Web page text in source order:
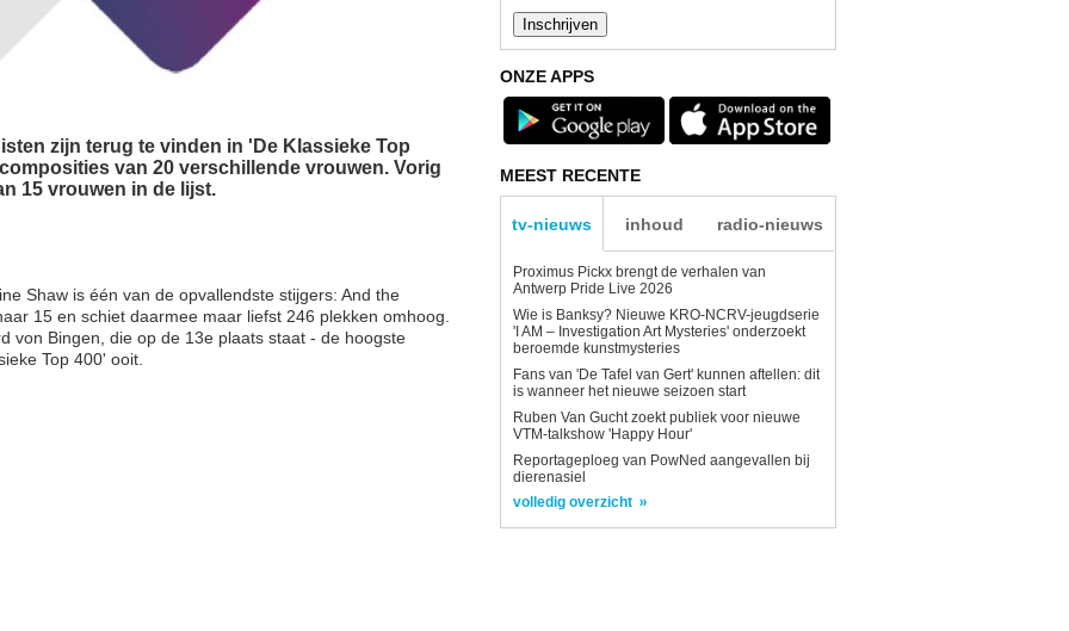
zijn terug te vinden in 'De Klassieke Top
van 20 verschillende vrouwen. Vorig
15 vrouwen in de lijst.
Shaw is één van de opvallendste stijgers: And the
15 en schiet daarmee maar liefst 246 plekken omhoog.
von Bingen, die op de 13e plaats staat - de hoogste
Top 400' ooit.
ONZE APPS
MEEST RECENTE
tv-nieuws inhoud radio-nieuws
Proximus Pickx brengt de verhalen van
Antwerp Pride Live 2026
Wie is Banksy? Nieuwe KRO-NCRV-jeugdserie
'I AM – Investigation Art Mysteries' onderzoekt
beroemde kunstmysteries
Fans van 'De Tafel van Gert' kunnen aftellen: dit
is wanneer het nieuwe seizoen start
Ruben Van Gucht zoekt publiek voor nieuwe
VTM-talkshow 'Happy Hour'
Reportageploeg van PowNed aangevallen bij
dierenasiel
volledig overzicht